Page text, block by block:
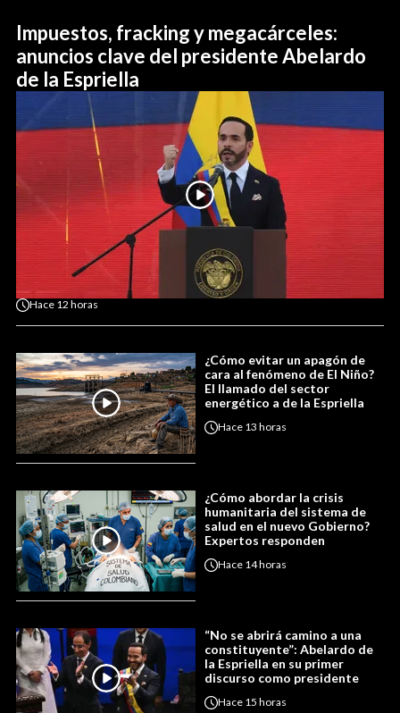
Impuestos, fracking y megacárceles:
anuncios clave del presidente Abelardo
de la Espriella
Hace 12 horas
¿Cómo evitar un apagón de
cara al fenómeno de El Niño?
El llamado del sector
energético a de la Espriella
Hace 13 horas
¿Cómo abordar la crisis
humanitaria del sistema de
salud en el nuevo Gobierno?
Expertos responden
Hace 14 horas
“No se abrirá camino a una
constituyente”: Abelardo de
la Espriella en su primer
discurso como presidente
Hace 15 horas